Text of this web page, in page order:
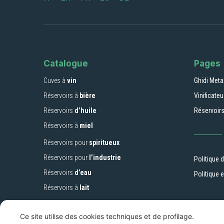
Catalogue
Cuves à vin
Réservoirs à bière
Réservoirs d’huile
Réservoirs à miel
Réservoirs pour spiritueux
Réservoirs pour l’industrie
Réservoirs d’eau
Réservoirs à lait
Pages
Ghidi
Politique
Politique
Ce site utilise des cookies techniques et de profilage.